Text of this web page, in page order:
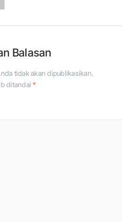
Balasan
tidak akan dipublikasikan.
ditandai*